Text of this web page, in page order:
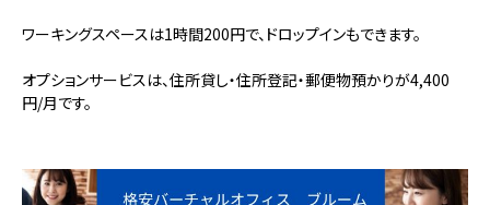
ワーキングスペースは1時間200円で、ドロップインもできます。
オプションサービスは、住所貸し・住所登記・郵便物預かりが4,400
円/月です。